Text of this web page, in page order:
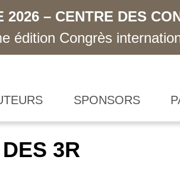
2026 – CENTRE DES
édition Congrès
SPONSORS
3R